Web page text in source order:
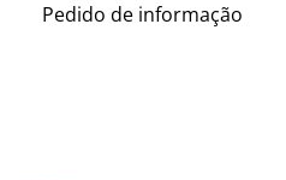
Pedido de informação